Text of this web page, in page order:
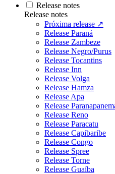
Release notes
Release notes
Próxima release ↗
Release Paraná
Release Zambeze
Release Negro/Purus
Release Tocantins
Release Inn
Release Volga
Release Hamza
Release Apa
Release
Release Reno
Release Paracatu
Release Capibaribe
Release Congo
Release Spree
Release Torne
Release Guaíba